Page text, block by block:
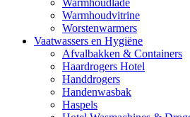
Warmhoudlade
Warmhoudvitrine
Worstenwarmers
Vaatwassers en Hygiëne
Afvalbakken & Containers
Haardrogers Hotel
Handdrogers
Handenwasbak
Haspels